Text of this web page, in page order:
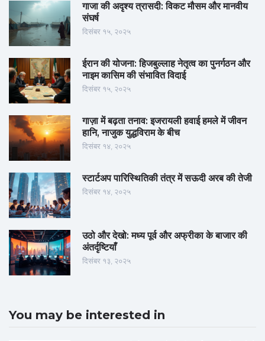
गाजा की अदृश्य त्रासदी: विकट मौसम और मानवीय
संघर्ष
दिसंबर १५, २०२५
ईरान की योजना: हिजबुल्लाह नेतृत्व का पुनर्गठन और
नाइम कासिम की संभावित विदाई
दिसंबर १५, २०२५
गाज़ा में बढ़ता तनाव: इजरायली हवाई हमले में जीवन
हानि, नाजुक युद्धविराम के बीच
दिसंबर १४, २०२५
स्टार्टअप पारिस्थितिकी तंत्र में सऊदी अरब की तेजी
दिसंबर १४, २०२५
उठो और देखो: मध्य पूर्व और अफ्रीका के बाजार की
अंतर्दृष्टियाँ
दिसंबर १३, २०२५
You may be interested in